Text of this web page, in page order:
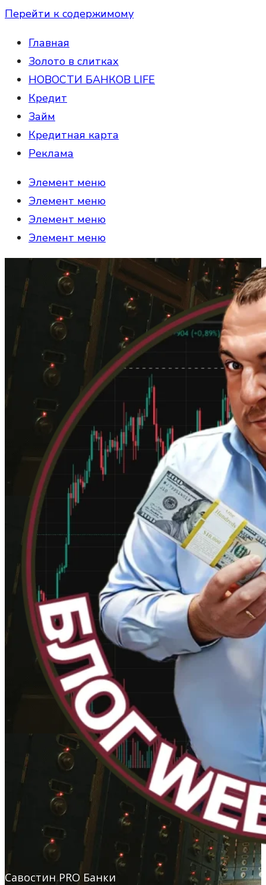
Перейти к содержимому
Главная
Золото в слитках
НОВОСТИ БАНКОВ LIFE
Кредит
Займ
Кредитная карта
Реклама
Элемент меню
Элемент меню
Элемент меню
Элемент меню
Савостин PRO Банки